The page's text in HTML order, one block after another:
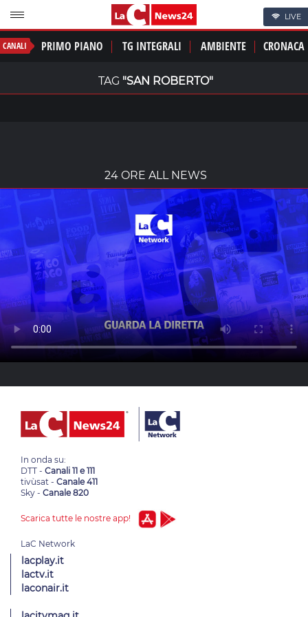
LIVE
CANALI PRIMO PIANO TG INTEGRALI AMBIENTE CRONACA
TAG "SAN ROBERTO"
24 ORE ALL NEWS
In onda su:
DTT - Canali 11 e 111
tivùsat - Canale 411
Sky - Canale 820
Scarica tutte le nostre app!
lacplay.it
lactv.it
laconair.it